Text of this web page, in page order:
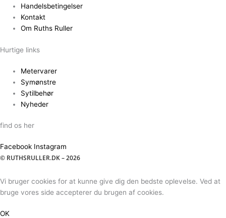
Handelsbetingelser
Kontakt
Om Ruths Ruller
Hurtige links
Metervarer
Symønstre
Sytilbehør
Nyheder
find os her
Facebook Instagram
© RUTHSRULLER.DK – 2026
Vi bruger cookies for at kunne give dig den bedste oplevelse. Ved at
bruge vores side accepterer du brugen af cookies.
OK